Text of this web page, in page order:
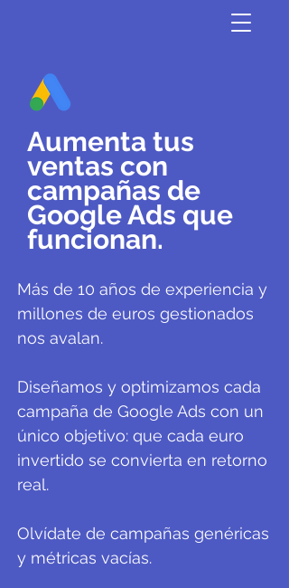
Aumenta tus
ventas con
campañas de
Google Ads que
funcionan.
Más de 10 años de experiencia y
millones de euros gestionados
nos avalan.
Diseñamos y optimizamos cada
campaña de Google Ads con un
único objetivo: que cada euro
invertido se convierta en retorno
real.
Olvídate de campañas genéricas
y métricas vacías.